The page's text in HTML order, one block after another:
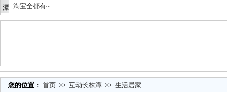
潭 淘宝全都有~
您的位置 ： 首页 >> 互动长株潭 >> 生活居家